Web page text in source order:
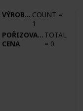
VÝROBCE COUNT =
1
POŘIZOVACÍ
CENA
TOTAL
= 0